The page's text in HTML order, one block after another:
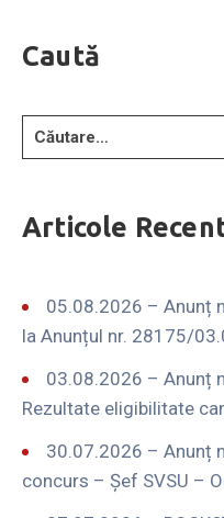
Caută
Articole
05.08.2026 – Anunț
la Anunțul nr. 28175/
03.08.2026 – Anunț
Rezultate eligibilitate
30.07.2026 – Anunț
concurs – Șef SVSU –